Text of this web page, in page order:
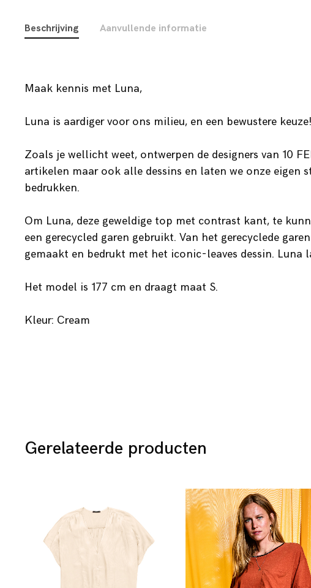
Beschrijving Aanvullende informatie
Maak kennis met Luna,
Luna is aardiger voor ons milieu, en een bewustere keuze!
Zoals je wellicht weet, ontwerpen de designers van 10
artikelen maar ook alle dessins en laten we onze eigen
bedrukken.
Om Luna, deze geweldige top met contrast kant, te
een gerecycled garen gebruikt. Van het gerecyclede
gemaakt en bedrukt met het iconic-leaves dessin. Luna
Het model is 177 cm en draagt maat S.
Kleur: Cream
Gerelateerde producten